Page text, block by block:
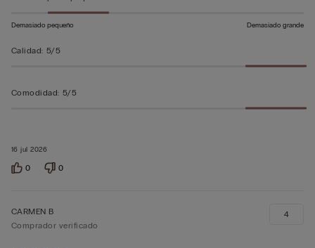
16 jul 2026
Demasiado pequeño Demasiado grande
Calidad: 5/5
Comodidad: 5/5
0 0
CARMEN B
Comprador verificado
4